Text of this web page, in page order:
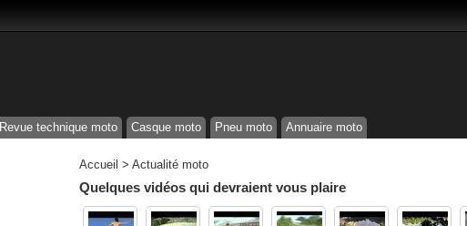
Revue technique moto Casque moto Pneu moto Annuaire moto
Accueil > Actualité moto
Quelques vidéos qui devraient vous plaire